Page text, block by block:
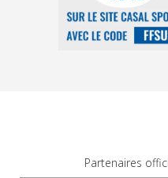
Partenaires